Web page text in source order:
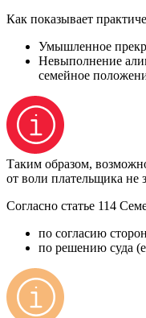
Как показывает
Умышленное
Невыполнение
семейное
Таким образом,
от воли плательщика не
Согласно статье 114
по согласию
по решению суда